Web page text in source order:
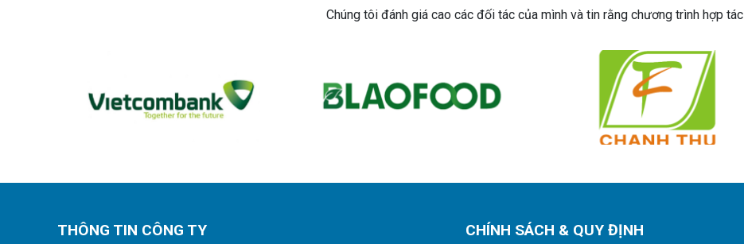
Chúng tôi đánh giá cao các đối tác của mình và tin rằng chương trình hợp tác
THÔNG TIN CÔNG TY CHÍNH SÁCH & QUY ĐỊNH